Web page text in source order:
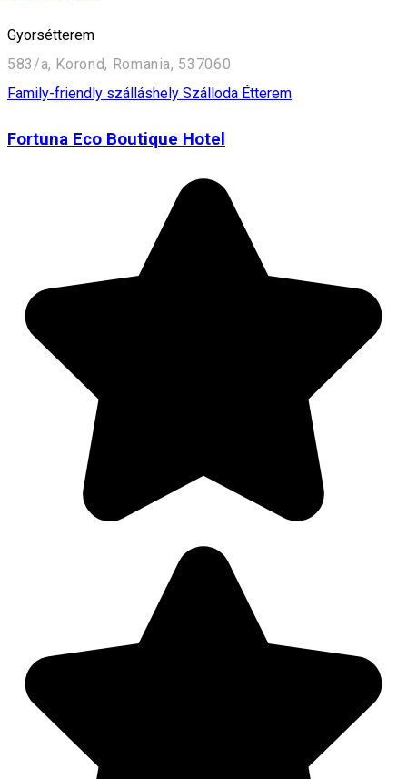
Gyorsétterem
583/a, Korond, Romania, 537060
Family-friendly szálláshely Szálloda Étterem
Fortuna Eco Boutique Hotel